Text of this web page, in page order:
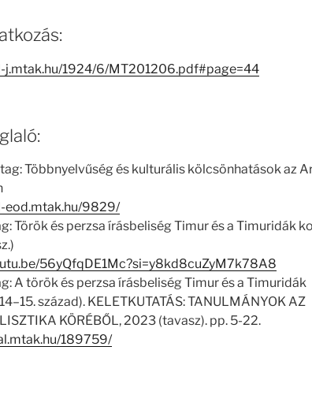
j.mtak.hu/1924/6/MT201206.pdf#page=44
Többnyelvűség és kulturális kölcsönhatások az
eod.mtak.hu/9829/
Török és perzsa írásbeliség Timur és a Timuridák
56yQfqDE1Mc?si=y8kd8cuZyM7k78A8
A török és perzsa írásbeliség Timur és a Timuridák
század). KELETKUTATÁS: TANULMÁNYOK AZ
KÖRÉBŐL, 2023 (tavasz). pp. 5-22.
189759/